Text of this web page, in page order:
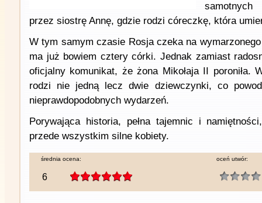
samotnych
przez siostrę Annę, gdzie rodzi córeczkę, która
W tym samym czasie Rosja czeka na
ma już bowiem cztery córki. Jednak zamiast
oficjalny komunikat, że żona Mikołaja II poroniła.
rodzi nie jedną lecz dwie dziewczynki, co
nieprawdopodobnych wydarzeń.
Porywająca historia, pełna tajemnic i
przede wszystkim silne kobiety.
średnia ocena:
6
oceń utwór: